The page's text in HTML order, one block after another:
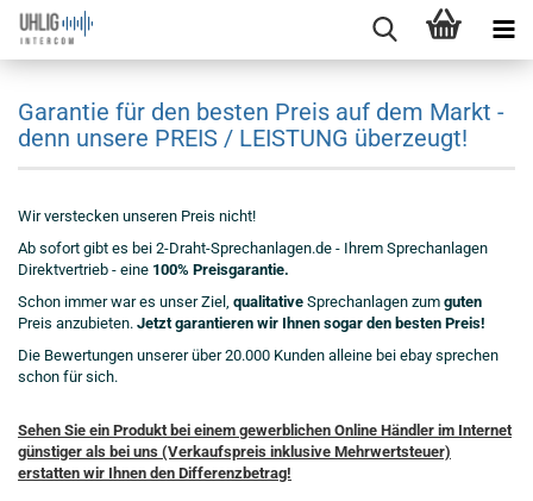
Garantie für den besten Preis auf dem Markt -
denn unsere PREIS / LEISTUNG überzeugt!
Wir verstecken unseren Preis nicht!
Ab sofort gibt es bei 2-Draht-Sprechanlagen.de - Ihrem Sprechanlagen
Direktvertrieb - eine 100% Preisgarantie.
Schon immer war es unser Ziel, qualitative Sprechanlagen zum guten
Preis anzubieten. Jetzt garantieren wir Ihnen sogar den besten Preis!
Die Bewertungen unserer über 20.000 Kunden alleine bei ebay sprechen
schon für sich.
Sehen Sie ein Produkt bei einem gewerblichen Online Händler im Internet
günstiger als bei uns (Verkaufspreis inklusive Mehrwertsteuer)
erstatten wir Ihnen den Differenzbetrag!